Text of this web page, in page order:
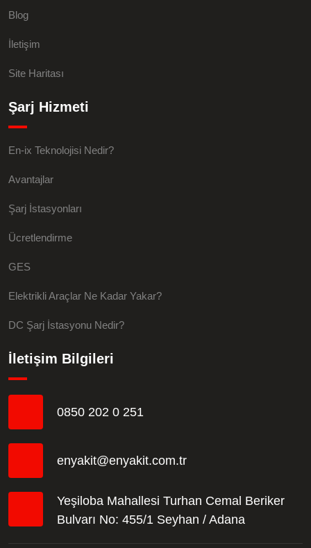
Blog
İletişim
Site Haritası
Şarj Hizmeti
En-ix Teknolojisi Nedir?
Avantajlar
Şarj İstasyonları
Ücretlendirme
GES
Elektrikli Araçlar Ne Kadar Yakar?
DC Şarj İstasyonu Nedir?
İletişim Bilgileri
0850 202 0 251
enyakit@enyakit.com.tr
Yeşiloba Mahallesi Turhan Cemal Beriker
Bulvarı No: 455/1 Seyhan / Adana